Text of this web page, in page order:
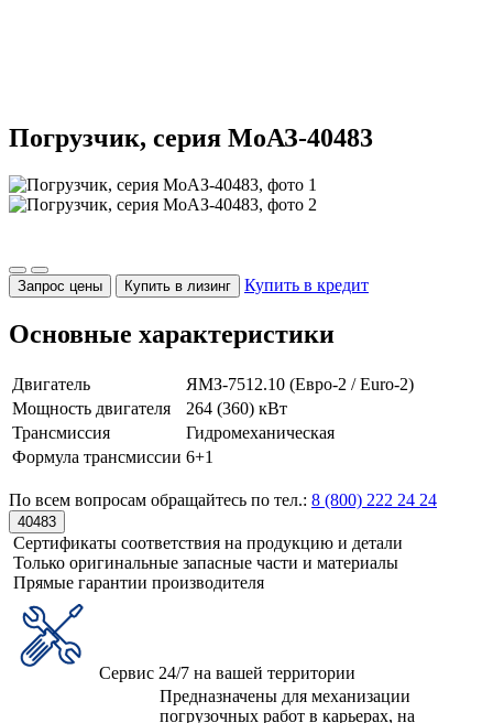
Погрузчик, серия МоАЗ-40483
Запрос цены Купить в лизинг Купить в кредит
Основные характеристики
Двигатель
ЯМЗ-7512.10 (Евро-2 / Euro-2)
Мощность двигателя
264 (360) кВт
Трансмиссия
Гидромеханическая
Формула трансмиссии 6+1
По всем вопросам обращайтесь по тел.: 8 (800) 222 24 24
40483
Сертификаты соответствия на продукцию и детали
Только оригинальные запасные части и материалы
Прямые гарантии производителя
Сервис 24/7 на вашей территории
Предназначены для механизации
погрузочных работ в карьерах, на